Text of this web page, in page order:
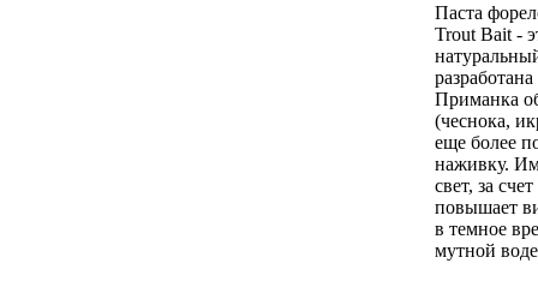
Паста
Trout Bait -
Приманка
(чеснока,
еще более
наживку.
свет, за
повышает
в темное
мутной